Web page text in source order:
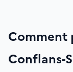
Comment
Conflans-